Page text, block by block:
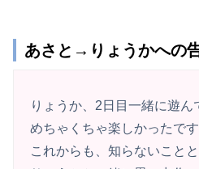
あさと→りょうかへの
りょうか、2日目一緒に遊ん
めちゃくちゃ楽しかったです
これからも、知らないこと